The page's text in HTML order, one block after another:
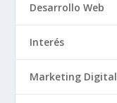
Desarrollo Web
Interés
Marketing Digital